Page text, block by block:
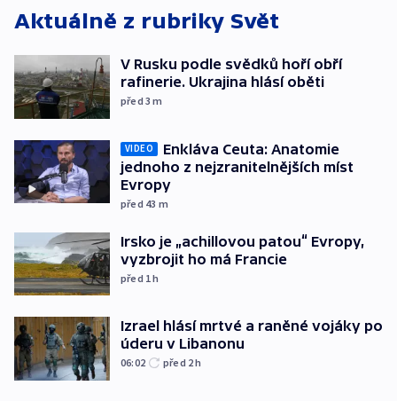
Aktuálně z rubriky Svět
V Rusku podle svědků hoří obří
rafinerie. Ukrajina hlásí oběti
před 3m
VIDEO
Enkláva Ceuta: Anatomie
jednoho z nejzranitelnějších míst
Evropy
před 43 m
Irsko je „achillovou patou“ Evropy,
vyzbrojit ho má Francie
před 1h
Izrael hlásí mrtvé a raněné vojáky po
úderu v Libanonu
06:02 před 2h